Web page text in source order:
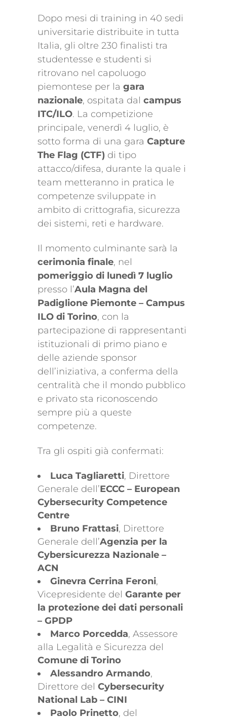
Dopo mesi di training in 40 sedi
universitarie distribuite in tutta
Italia, gli oltre 230 finalisti tra
studentesse e studenti si
ritrovano nel capoluogo
piemontese per la gara
nazionale, ospitata dal campus
ITC/ILO. La competizione
principale, venerdì 4 luglio, è
sotto forma di una gara Capture
The Flag (CTF) di tipo
attacco/difesa, durante la quale i
team metteranno in pratica le
competenze sviluppate in
ambito di crittografia, sicurezza
dei sistemi, reti e hardware.
Il momento culminante sarà la
cerimonia finale, nel
pomeriggio di lunedì 7 luglio
presso l’Aula Magna del
Padiglione Piemonte – Campus
ILO di Torino, con la
partecipazione di rappresentanti
istituzionali di primo piano e
delle aziende sponsor
dell’iniziativa, a conferma della
centralità che il mondo pubblico
e privato sta riconoscendo
sempre più a queste
competenze.
Tra gli ospiti già confermati:
Luca Tagliaretti, Direttore
Generale dell’ECCC – European
Cybersecurity Competence
Centre
Bruno Frattasi, Direttore
Generale dell’Agenzia per la
Cybersicurezza Nazionale –
ACN
Ginevra Cerrina Feroni,
Vicepresidente del Garante per
la protezione dei dati personali
– GPDP
Marco Porcedda, Assessore
alla Legalità e Sicurezza del
Comune di Torino
Alessandro Armando,
Direttore del Cybersecurity
National Lab – CINI
Paolo Prinetto, del